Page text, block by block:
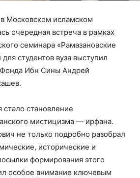
Московском исламском
очередная встреча в рамках
семинара «Рамазановские
студентов вуза выступил
Ибн Сины Андрей
становление
мистицизма — ирфана.
не только подробно разобрал
исторические и
формирования этого
особое внимание ключевым